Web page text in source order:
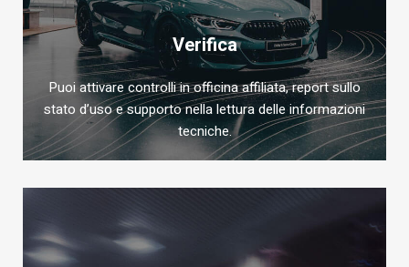
Verifica
Puoi attivare controlli in officina affiliata, report sullo
stato d’uso e supporto nella lettura delle informazioni
tecniche.